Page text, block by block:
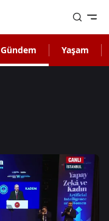
Gündem Yaşam